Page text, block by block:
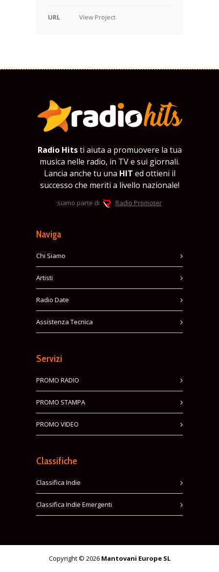
URL View Project
Radio Hitsti aiuta a promuovere la tua
musica nelle radio, in TV e sui giornali.
Lancia anche tu una HIT ed ottieni il
successo che meriti a livello nazionale!
siamo parte di Radio Promoter
Naviga
Chi Siamo
Artisti
Radio Date
Assistenza Tecnica
Servizi
PROMO RADIO
PROMO STAMPA
PROMO VIDEO
Classifiche
Classifica Indie
Classifica Indie Emergenti
Copyright © 2026 Mantovani Europe SL